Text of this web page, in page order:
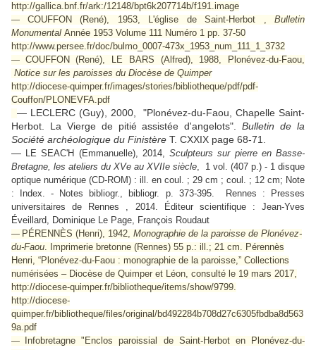
http://gallica.bnf.fr/ark:/12148/bpt6k207714b/f191.image
— COUFFON (René), 1953, L'église de Saint-Herbot , Bulletin
Monumental Année 1953 Volume 111 Numéro 1 pp. 37-50
http://www.persee.fr/doc/bulmo_0007-473x_1953_num_111_1_3732
— COUFFON (René), LE BARS (Alfred), 1988, Plonévez-du-Faou,
Notice sur les paroisses du Diocèse de Quimper
http://diocese-quimper.fr/images/stories/bibliotheque/pdf/pdf-
Couffon/PLONEVFA.pdf
— LECLERC (Guy), 2000, "Plonévez-du-Faou, Chapelle Saint-
Herbot. La Vierge de pitié assistée d'angelots".Bulletin de la
Société archéologique du Finistère T. CXXIX page 68-71.
— LE SEAC'H (Emmanuelle), 2014,Sculpteurs sur pierre en Basse-
Bretagne, les ateliers du XVe au XVIIe siècle, 1 vol. (407 p.) - 1 disque
optique numérique (CD-ROM) : ill. en coul. ; 29 cm ; coul. ; 12 cm; Note
: Index. - Notes bibliogr., bibliogr. p. 373-395. Rennes : Presses
universitaires de Rennes , 2014. Éditeur scientifique : Jean-Yves
Éveillard, Dominique Le Page, François Roudaut
— PÉRENNÈS (Henri), 1942, Monographie de la paroisse de Plonévez-
du-Faou. Imprimerie bretonne (Rennes) 55 p.: ill.; 21 cm. Pérennès
Henri, “Plonévez-du-Faou : monographie de la paroisse,” Collections
numérisées – Diocèse de Quimper et Léon, consulté le 19 mars 2017,
http://diocese-quimper.fr/bibliotheque/items/show/9799.
http://diocese-
quimper.fr/bibliotheque/files/original/bd492284b708d27c6305fbdba8d563
9a.pdf
—
Infobretagne "Enclos paroissial de Saint-Herbot en Plonévez-du-